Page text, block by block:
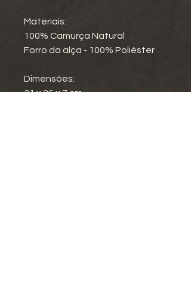
Materiais:
100% Camurça Natural
Forro da alça - 100% Poliéster
Dimensões:
31 x 26 x 7 cm